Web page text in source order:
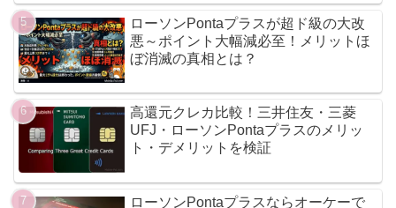
ローソンPontaプラスが超ド級の大改
悪～ポイント大幅減必至！メリットほ
ぼ消滅の真相とは？
高還元クレカ比較！三井住友・三菱
UFJ・ローソンPontaプラスのメリッ
ト・デメリットを検証
ローソンPontaプラスならオーケーで